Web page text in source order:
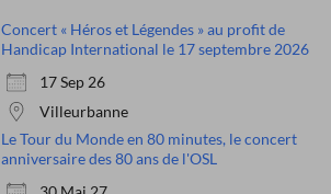
Concert « Héros et Légendes » au profit de
Handicap International le 17 septembre 2026
17 Sep 26
Villeurbanne
Le Tour du Monde en 80 minutes, le concert
anniversaire des 80 ans de l'OSL